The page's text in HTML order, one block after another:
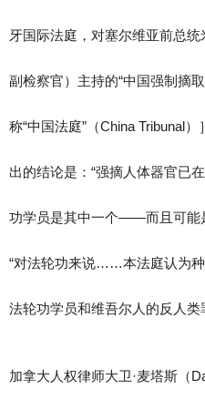
牙国际法庭，对塞尔维亚前总
副检察官）主持的“中国强制摘
称“中国法庭”（China Tribunal
出的结论是：“强摘人体器官已
功学员是其中一个——而且可
“对法轮功来说……本法庭认为种
法轮功学员和维吾尔人的反人
加拿大人权律师大卫·麦塔斯（